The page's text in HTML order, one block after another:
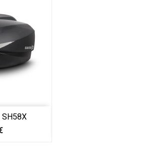
SH58X